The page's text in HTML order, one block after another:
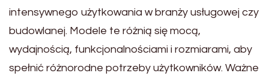
intensywnego użytkowania w branży usługowej czy
budowlanej. Modele te różnią się mocą,
wydajnością, funkcjonalnościami i rozmiarami, aby
spełnić różnorodne potrzeby użytkowników. Ważne